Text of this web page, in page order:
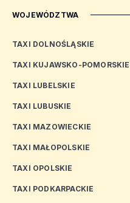
WOJEWÓDZTWA
TAXI DOLNOŚLĄSKIE
TAXI KUJAWSKO-POMORSKIE
TAXI LUBELSKIE
TAXI LUBUSKIE
TAXI MAZOWIECKIE
TAXI MAŁOPOLSKIE
TAXI OPOLSKIE
TAXI PODKARPACKIE